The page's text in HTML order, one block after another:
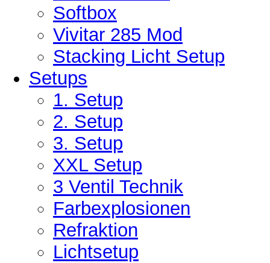
Softbox
Vivitar 285 Mod
Stacking Licht Setup
Setups
1. Setup
2. Setup
3. Setup
XXL Setup
3 Ventil Technik
Farbexplosionen
Refraktion
Lichtsetup